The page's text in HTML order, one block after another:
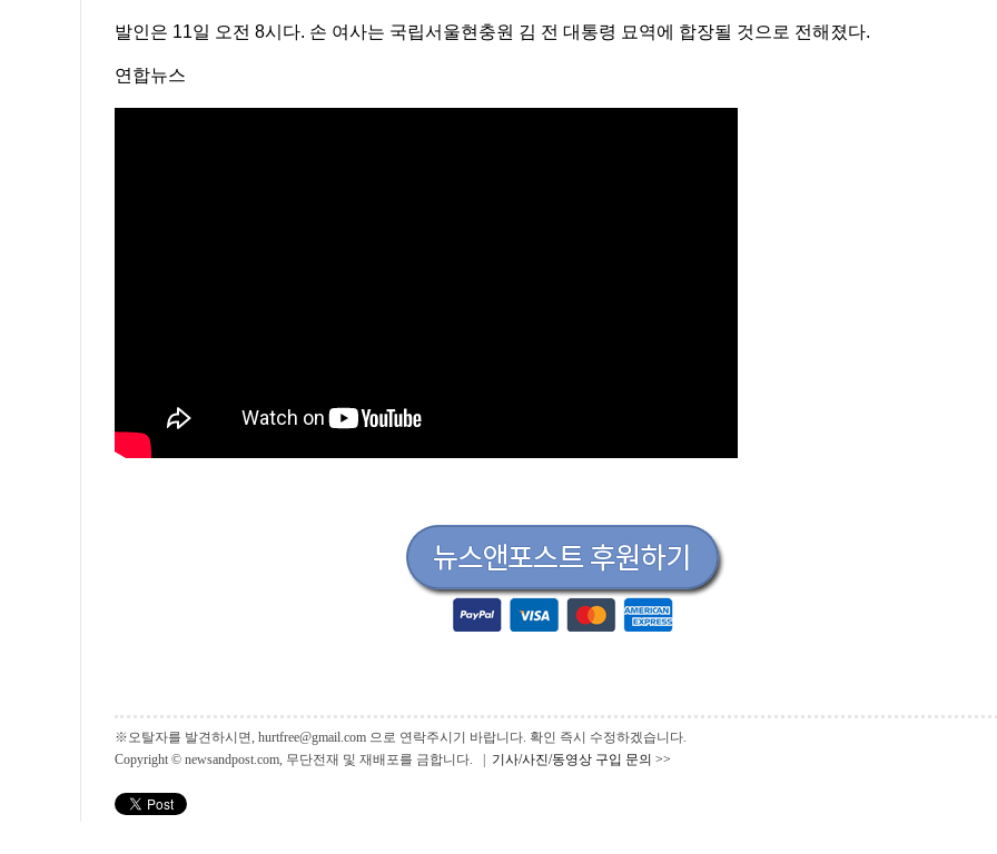
발인은 11일 오전 8시다. 손 여사는 국립서울현충원 김 전 대통령 묘역에 합장될 것으로 전해졌다.
연합뉴스
※오탈자를 발견하시면, hurtfree@gmail.com 으로 연락주시기 바랍니다. 확인 즉시 수정하겠습니다.
Copyright © newsandpost.com, 무단전재 및 재배포를 금합니다. | 기사/사진/동영상 구입 문의 >>